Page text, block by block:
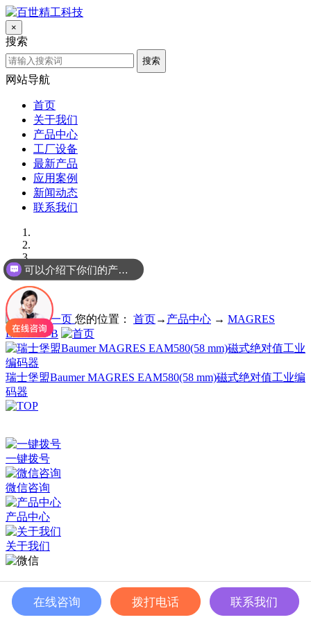
×
搜索
搜索
网站导航
首页
关于我们
产品中心
工厂设备
最新产品
应用案例
新闻动态
联系我们
您的位置： 首页→ 产品中心 → MAGRES
EAM580-B
瑞士堡盟Baumer MAGRES EAM580(58 mm)磁式绝对值工业编
码器
一键拨号
微信咨询
产品中心
关于我们
在线咨询 拨打电话 联系我们